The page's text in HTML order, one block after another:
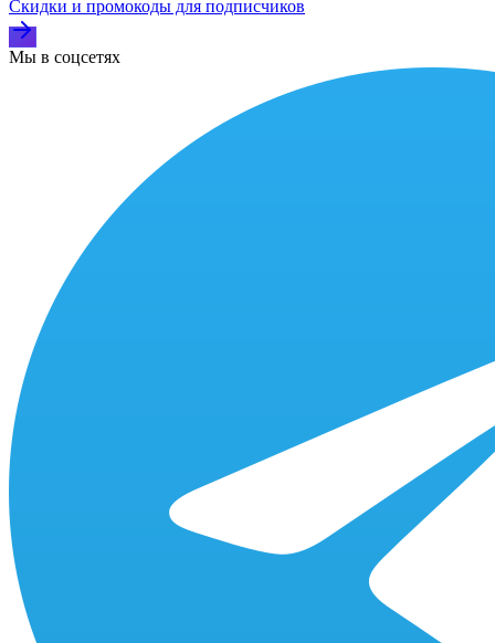
Скидки и промокоды для подписчиков
Мы в соцсетях